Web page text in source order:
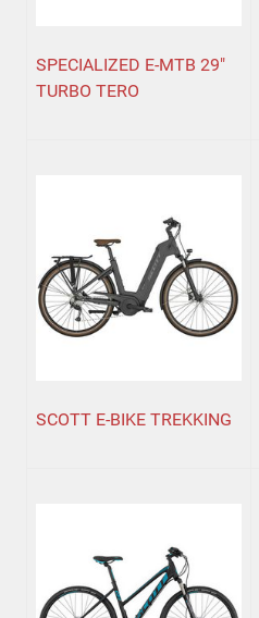
SPECIALIZED E-MTB 29"
TURBO TERO
SCOTT E-BIKE TREKKING